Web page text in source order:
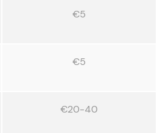
€5
€5
€20-40